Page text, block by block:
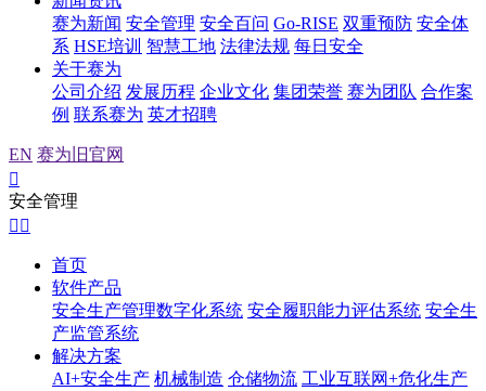
赛为新闻 安全管理 安全百问 Go-RISE 双重预防 安全体
系 HSE培训 智慧工地 法律法规 每日安全
关于赛为
公司介绍 发展历程 企业文化 集团荣誉 赛为团队 合作案
例 联系赛为 英才招聘
EN 赛为旧官网

安全管理
 
首页
软件产品
安全生产管理数字化系统 安全履职能力评估系统 安全生
产监管系统
解决方案
AI+安全生产 机械制造 仓储物流 工业互联网+危化生产